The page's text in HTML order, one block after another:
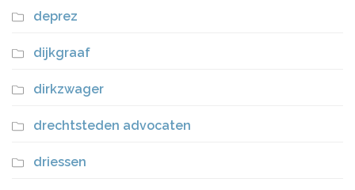
deprez
dijkgraaf
dirkzwager
drechtsteden advocaten
driessen